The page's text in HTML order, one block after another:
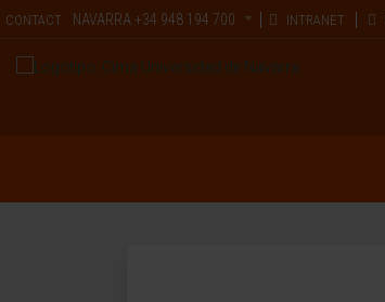
CONTACT NAVARRA +34 948 194 700 INTRANET